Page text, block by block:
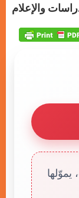
والإعلام